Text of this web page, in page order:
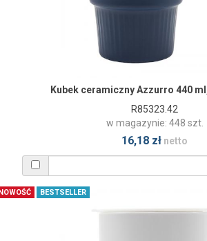
Kubek ceramiczny Azzurro 440
R85323.42
w magazynie: 448 szt.
16,18 zł netto
BESTSELLER